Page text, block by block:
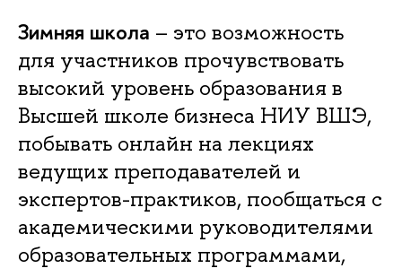
Зимняя школа – это возможность
для участников прочувствовать
высокий уровень образования в
Высшей школе бизнеса НИУ ВШЭ,
побывать онлайн на лекциях
ведущих преподавателей и
экспертов-практиков, пообщаться с
академическими руководителями
образовательных программами,